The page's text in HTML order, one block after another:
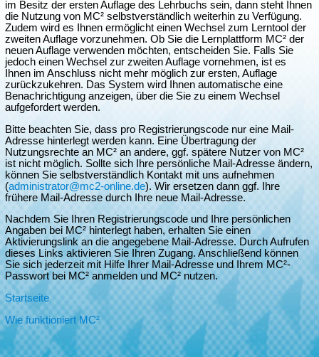
im Besitz der ersten Auflage des Lehrbuchs sein, dann steht Ihnen
die Nutzung von MC² selbstverständlich weiterhin zu Verfügung.
Zudem wird es Ihnen ermöglicht einen Wechsel zum Lerntool der
zweiten Auflage vorzunehmen. Ob Sie die Lernplattform MC² der
neuen Auflage verwenden möchten, entscheiden Sie. Falls Sie
jedoch einen Wechsel zur zweiten Auflage vornehmen, ist es
Ihnen im Anschluss nicht mehr möglich zur ersten, Auflage
zurückzukehren. Das System wird Ihnen automatische eine
Benachrichtigung anzeigen, über die Sie zu einem Wechsel
aufgefordert werden.
Bitte beachten Sie, dass pro Registrierungscode nur eine Mail-
Adresse hinterlegt werden kann. Eine Übertragung der
Nutzungsrechte an MC² an andere, ggf. spätere Nutzer von MC²
ist nicht möglich. Sollte sich Ihre persönliche Mail-Adresse ändern,
können Sie selbstverständlich Kontakt mit uns aufnehmen
(administrator@mc2-online.de). Wir ersetzen dann ggf. Ihre
frühere Mail-Adresse durch Ihre neue Mail-Adresse.
Nachdem Sie Ihren Registrierungscode und Ihre persönlichen
Angaben bei MC² hinterlegt haben, erhalten Sie einen
Aktivierungslink an die angegebene Mail-Adresse. Durch Aufrufen
dieses Links aktivieren Sie Ihren Zugang. Anschließend können
Sie sich jederzeit mit Hilfe Ihrer Mail-Adresse und Ihrem MC²-
Passwort bei MC² anmelden und MC² nutzen.
Startseite
Wie funktioniert MC²